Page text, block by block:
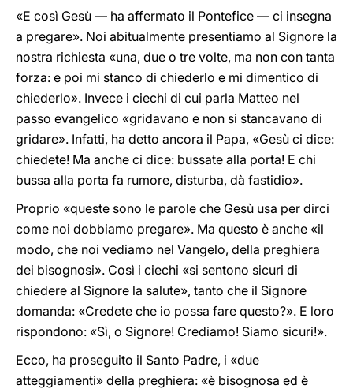
«E così Gesù — ha affermato il Pontefice — ci insegna
a pregare». Noi abitualmente presentiamo al Signore la
nostra richiesta «una, due o tre volte, ma non con tanta
forza: e poi mi stanco di chiederlo e mi dimentico di
chiederlo». Invece i ciechi di cui parla Matteo nel
passo evangelico «gridavano e non si stancavano di
gridare». Infatti, ha detto ancora il Papa, «Gesù ci dice:
chiedete! Ma anche ci dice: bussate alla porta! E chi
bussa alla porta fa rumore, disturba, dà fastidio».
Proprio «queste sono le parole che Gesù usa per dirci
come noi dobbiamo pregare». Ma questo è anche «il
modo, che noi vediamo nel Vangelo, della preghiera
dei bisognosi». Così i ciechi «si sentono sicuri di
chiedere al Signore la salute», tanto che il Signore
domanda: «Credete che io possa fare questo?». E loro
rispondono: «Sì, o Signore! Crediamo! Siamo sicuri!».
Ecco, ha proseguito il Santo Padre, i «due
atteggiamenti» della preghiera: «è bisognosa ed è